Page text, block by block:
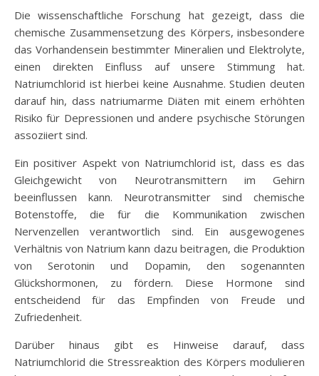
Die wissenschaftliche Forschung hat gezeigt, dass die
chemische Zusammensetzung des Körpers, insbesondere
das Vorhandensein bestimmter Mineralien und Elektrolyte,
einen direkten Einfluss auf unsere Stimmung hat.
Natriumchlorid ist hierbei keine Ausnahme. Studien deuten
darauf hin, dass natriumarme Diäten mit einem erhöhten
Risiko für Depressionen und andere psychische Störungen
assoziiert sind.
Ein positiver Aspekt von Natriumchlorid ist, dass es das
Gleichgewicht von Neurotransmittern im Gehirn
beeinflussen kann. Neurotransmitter sind chemische
Botenstoffe, die für die Kommunikation zwischen
Nervenzellen verantwortlich sind. Ein ausgewogenes
Verhältnis von Natrium kann dazu beitragen, die Produktion
von Serotonin und Dopamin, den sogenannten
Glückshormonen, zu fördern. Diese Hormone sind
entscheidend für das Empfinden von Freude und
Zufriedenheit.
Darüber hinaus gibt es Hinweise darauf, dass
Natriumchlorid die Stressreaktion des Körpers modulieren